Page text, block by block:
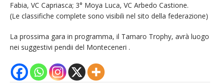
Fabia, VC Capriasca; 3° Moya Luca, VC Arbedo Castione.
(Le classifiche complete sono visibili nel sito della federazione)
La prossima gara in programma, il Tamaro Trophy, avrà luogo
nei suggestivi pendii del Monteceneri .